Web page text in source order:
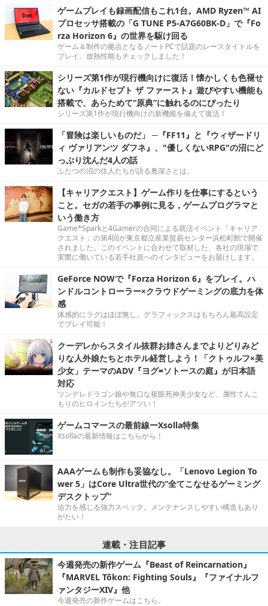
ゲームプレイも録画配信もこれ1台。AMD Ryzen™ AI
プロセッサ搭載の「G TUNE P5-A7G60BK-D」で『Fo
rza Horizon 6』の世界を駆け回る
ゲーム＆制作の拠点となるノートPCで話題のレースタイトルを
プレイ。放熱性能もチェックしました！
シリーズ第1作が現行機向けに復活！懐かしくも色褪せ
ない『カルドセプト ザ ファースト』遊びやすい機能も
搭載で、あらためて“原典”に触れるのにぴったり
シリーズ第1作が現行機向けの新機能を備えて復活！
「冒険は楽しいものだ」 ─『FF11』と『ウィザードリ
ィ ヴァリアンツ ダフネ』、"優しくないRPG"の沼にど
っぷり沈んだ4人の話
ふたつの沼の住人たちが語る奥深さとは。
【キャリアクエスト】ゲーム作りを仕事にするという
こと。セガの若手の事例に見る，ゲームプログラマと
いう働き方
Game*Sparkと4Gamerの合同による就活イベント「キャリア
クエスト」の第4回が東京都立産業貿易センター浜松町館で開催
されました。このイベントに合わせて取材した、各社の現場で
実際に働いている若手社員へのインタビューをお届けします。
GeForce NOWで『Forza Horizon 6』をプレイ。ハ
ンドルコントローラー×クラウドゲーミングの底力を体
感
体感的にラグはほぼ無し。グラフィックスはもちろん最高設定
でプレイ可能！
クーデレからスタイル抜群お姉さんまでよりどりみど
りな人外娘たちとホテル経営しよう！「クトゥルフ×美
少女」テーマのADV『ヨグ=ソトースの庭』が日本語
対応
ツンデレドラゴン娘や無口な複眼死神美少女など、属性てんこ
もりのヒロインたちがアツい！
ゲームコマースの最前線ーXsolla特集
Xsollaの最新情報はこちらから！
AAAゲームも制作も妥協なし。「Lenovo Legion To
wer 5」はCore Ultra世代の“全てこなせるゲーミング
デスクトップ”
迫力を感じる強力スペック。メンテナンスしやすい構造もあり
がたい！
連載・注目記事
今週発売の新作ゲーム『Beast of Reincarnation』
『MARVEL Tōkon: Fighting Souls』『ファイナルフ
ァンタジーXIV』他
今週発売の新作ゲームはこちら。